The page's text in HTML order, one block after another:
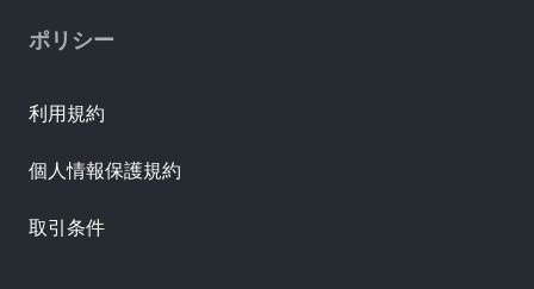
ポリシー
利用規約
個人情報保護規約
取引条件